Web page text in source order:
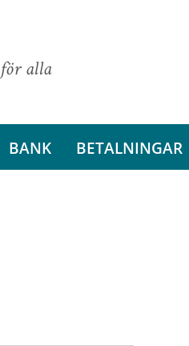
alla
BANK BETALNINGAR